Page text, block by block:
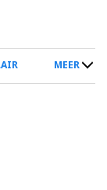
MEER